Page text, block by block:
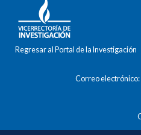
Regresar al Portal de la Investigación
Correo